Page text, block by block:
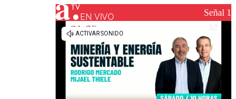
Universidad de Chile
Sustentabilidad
EN VIVO Señal 1